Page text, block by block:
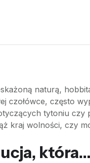
naturą,
czołówce, często
tytoniu czy
kraj wolności, czy